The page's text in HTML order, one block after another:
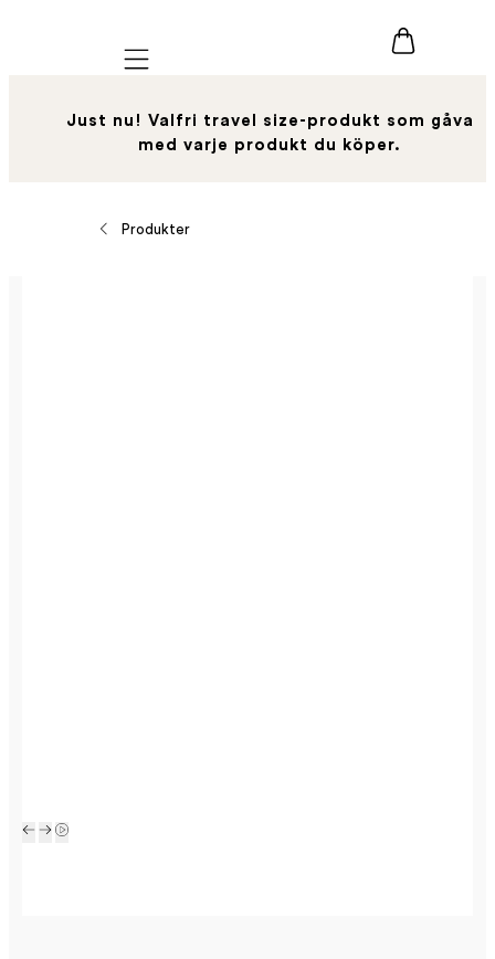
Mobile navigation
Just nu! Valfri travel size-produkt som gåva
med varje produkt du köper.
Produkter